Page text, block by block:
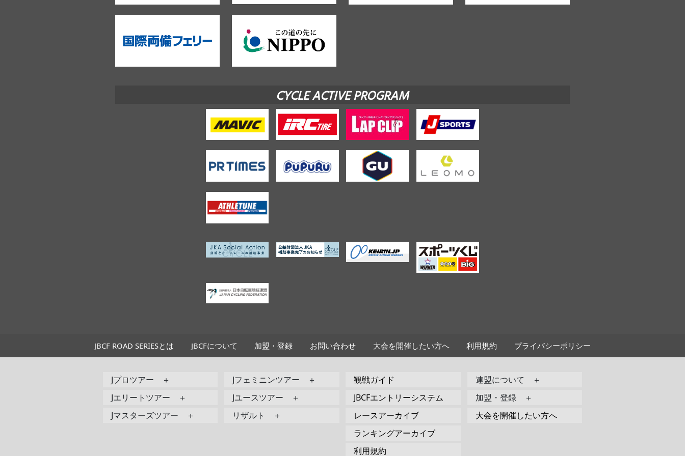
CYCLE ACTIVE PROGRAM
JBCF ROAD SERIESとは JBCFについて 加盟・登録 お問い合わせ 大会を開催したい方へ 利用規約 プライバシーポリシー
Jプロツアー ＋
Jエリートツアー ＋
Jマスターズツアー ＋
Jフェミニンツアー ＋
Jユースツアー ＋
リザルト ＋
観戦ガイド
JBCFエントリーシステム
レースアーカイブ
ランキングアーカイブ
利用規約
連盟について ＋
加盟・登録 ＋
大会を開催したい方へ